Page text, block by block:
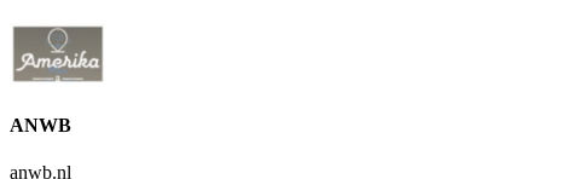
ANWB
anwb.nl